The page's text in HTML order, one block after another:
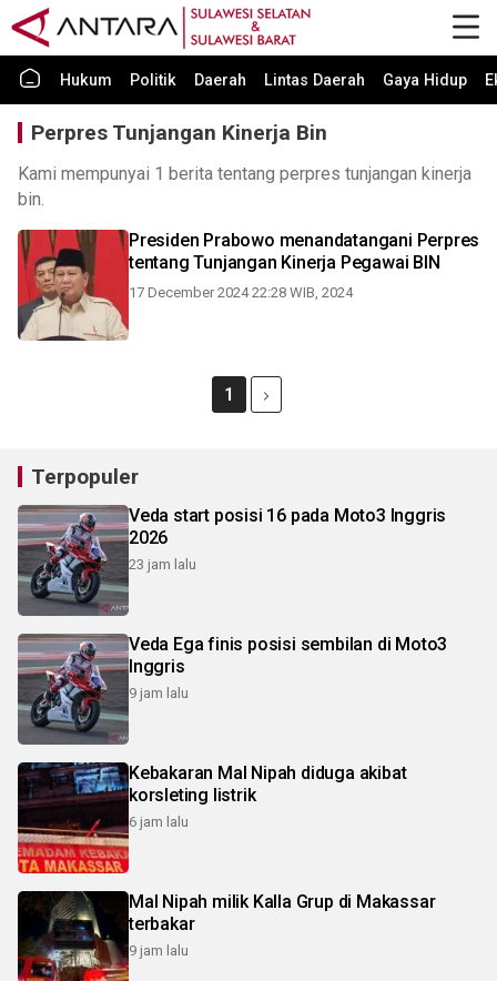
Hukum Politik Daerah Lintas Daerah Gaya Hidup
Perpres Tunjangan Kinerja Bin
Kami mempunyai 1 berita tentang perpres tunjangan kinerja
bin.
Presiden Prabowo menandatangani Perpres
tentang Tunjangan Kinerja Pegawai BIN
17 December 2024 22:28 WIB, 2024
1
Terpopuler
Veda start posisi 16 pada Moto3 Inggris
2026
23 jam lalu
Veda Ega finis posisi sembilan di Moto3
Inggris
9 jam lalu
Kebakaran Mal Nipah diduga akibat
korsleting listrik
6 jam lalu
Mal Nipah milik Kalla Grup di Makassar
terbakar
9 jam lalu